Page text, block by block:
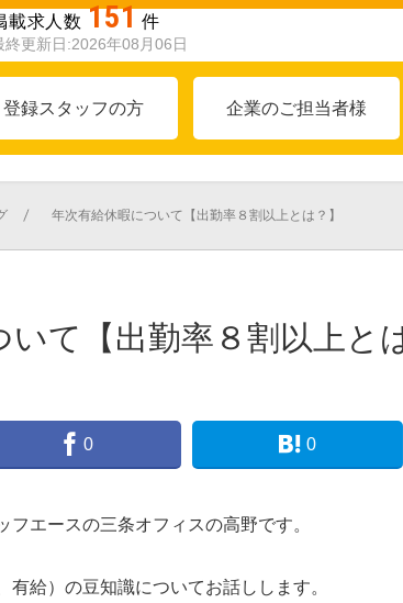
載求人数 151 件
終更新日:2026年08月06日
登録スタッフの方 企業のご担当者様
年次有給休暇について【出勤率８割以上とは？】
て【出勤率８割以上と
0 0
エースの三条オフィスの高野です。
給）の豆知識についてお話しします。